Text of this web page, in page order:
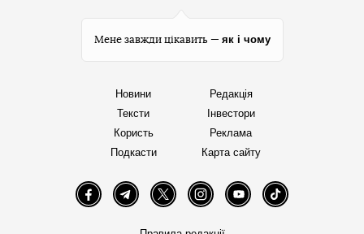
Мене завжди цікавить — як і чому
Новини
Тексти
Користь
Подкасти
Редакція
Інвестори
Реклама
Карта сайту
FacebookTelegramTwitter InstagramYouTube TikTok